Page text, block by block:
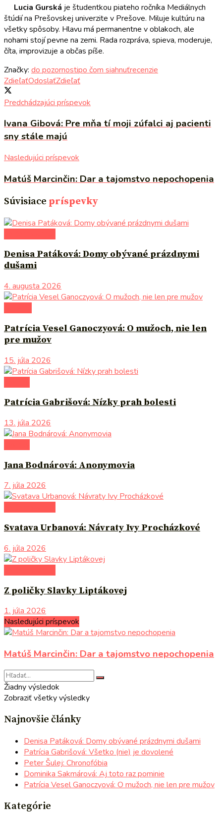
Lucia Gurská je študentkou piateho ročníka Mediálnych
štúdií na Prešovskej univerzite v Prešove. Miluje kultúru na
všetky spôsoby. Hlavu má permanentne v oblakoch, ale
nohami stojí pevne na zemi. Rada rozpráva, spieva, moderuje,
číta, improvizuje a občas píše.
Značky: do pozornostipo čom siahnuťrecenzie
ZdieľaťOdoslaťZdieľať
Predchádzajúci príspevok
Ivana Gibová: Pre mňa tí moji zúfalci aj pacienti
sny stále majú
Nasledujúci príspevok
Matúš Marcinčin: Dar a tajomstvo nepochopenia
Súvisiace príspevky
Denisa Patáková: Domy obývané prázdnymi
dušami
4. augusta 2026
Patrícia Vesel Ganoczyová: O mužoch, nie len
pre mužov
15. júla 2026
Patrícia Gabrišová: Nízky prah bolesti
13. júla 2026
Jana Bodnárová: Anonymovia
7. júla 2026
Svatava Urbanová: Návraty Ivy Procházkové
6. júla 2026
Z poličky Slavky Liptákovej
1. júla 2026
Nasledujúci príspevok
Matúš Marcinčin: Dar a tajomstvo nepochopenia
Žiadny výsledok
Zobraziť všetky výsledky
Najnovšie články
Denisa Patáková: Domy obývané prázdnymi dušami
Patrícia Gabrišová: Všetko (nie) je dovolené
Peter Šulej: Chronofóbia
Dominika Sakmárová: Aj toto raz pominie
Patrícia Vesel Ganoczyová: O mužoch, nie len pre mužov
Kategórie